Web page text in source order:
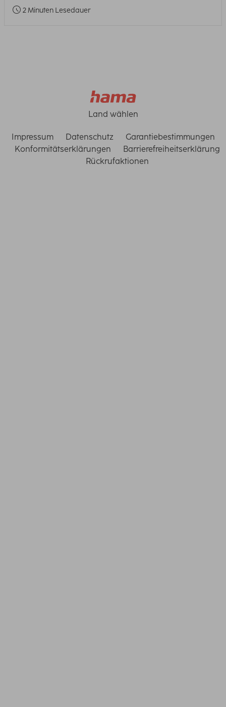
2 Minuten Lesedauer
Land wählen
Impressum Datenschutz
Garantiebestimmungen
Konformitätserklärungen
Barrierefreiheitserklärung
Rückrufaktionen